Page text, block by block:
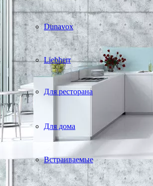
Dunavox
Liebherr
Для ресторана
Для дома
Встраиваемые